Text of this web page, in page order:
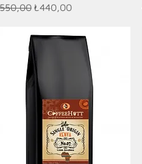
Fiyat
İndirimli Fiyat
₺440,00